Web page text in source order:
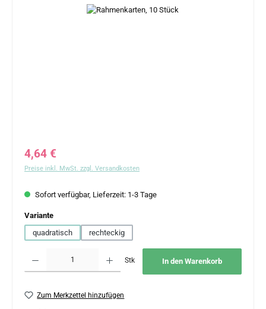
Bildergalerie überspringen
Regulärer Preis:
4,64 €
Preise inkl. MwSt. zzgl. Versandkosten
Sofort verfügbar, Lieferzeit: 1-3 Tage
Varianteauswählen
quadratisch
rechteckig
Stk In den Warenkorb
Zum Merkzettel hinzufügen